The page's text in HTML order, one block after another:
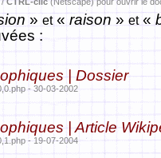
» et« raison » et«
:
| Dossier
- 30-03-2002
| Article
- 19-07-2004